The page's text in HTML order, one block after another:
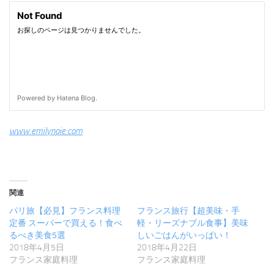
www.emilynoie.com
関連
パリ旅【必見】フランス料理
定番 スーパーで買える！食べ
るべき美食5選
2018年4月5日
フランス家庭料理
フランス旅行【超美味・手
軽・リーズナブル食事】美味
しいごはんがいっぱい！
2018年4月22日
フランス家庭料理